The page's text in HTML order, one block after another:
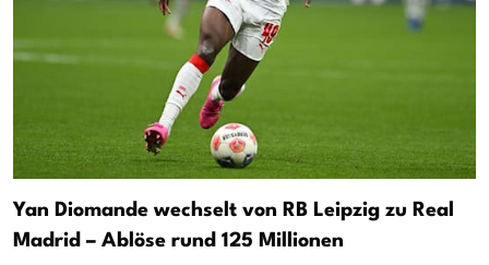
Yan Diomande wechselt von RB Leipzig zu Real
Madrid – Ablöse rund 125 Millionen